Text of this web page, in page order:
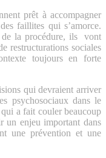
prêt à accompagner
faillites qui s’amorce.
de la procédure, ils vont
restructurations sociales
toujours en forte
qui devraient arriver
psychosociaux dans le
a fait couler beaucoup
un enjeu important dans
une prévention et une